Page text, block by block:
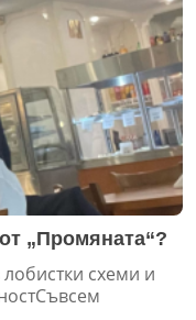
„Промяната“?
схеми и